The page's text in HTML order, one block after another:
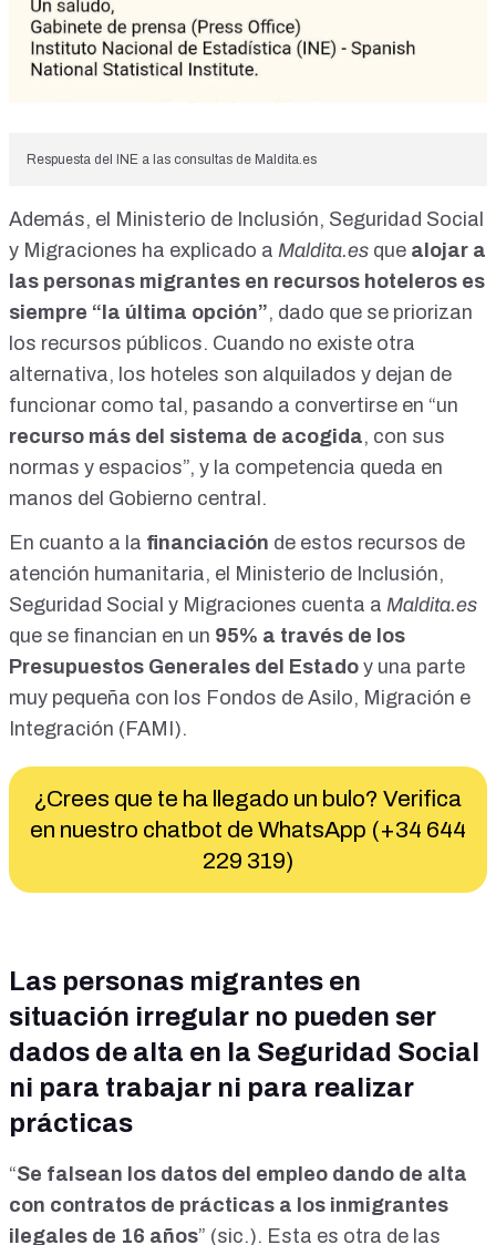
Respuesta del INE a las consultas de Maldita.es
Además, el Ministerio de Inclusión, Seguridad Social
y Migraciones ha explicado a Maldita.es que alojar a
las personas migrantes en recursos hoteleros es
siempre “la última opción”, dado que se priorizan
los recursos públicos. Cuando no existe otra
alternativa, los hoteles son alquilados y dejan de
funcionar como tal, pasando a convertirse en “un
recurso más del sistema de acogida, con sus
normas y espacios”, y la competencia queda en
manos del Gobierno central.
En cuanto a la financiación de estos recursos de
atención humanitaria, el Ministerio de Inclusión,
Seguridad Social y Migraciones cuenta a Maldita.es
que se financian en un 95% a través de los
Presupuestos Generales del Estado y una parte
muy pequeña con los Fondos de Asilo, Migración e
Integración (FAMI).
¿Crees que te ha llegado un bulo? Verifica
en nuestro chatbot de WhatsApp (+34 644
229 319)
Las personas migrantes en
situación irregular no pueden ser
dados de alta en la Seguridad Social
ni para trabajar ni para realizar
prácticas
“Se falsean los datos del empleo dando de alta
con contratos de prácticas a los inmigrantes
ilegales de 16 años” (sic.). Esta es otra de las